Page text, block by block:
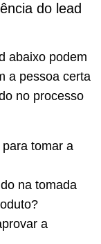
do lead
abaixo podem
a pessoa certa
no processo
tomar a
na tomada
a